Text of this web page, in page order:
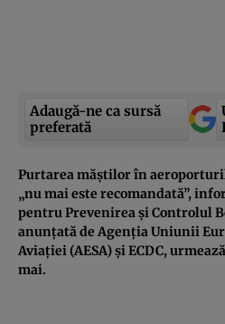
Adaugă-ne ca sursă
preferată
Purtarea măștilor în
„nu mai este recomandată”,
pentru Prevenirea și Controlul
anunțată de Agenția Uniunii
Aviației (AESA) și ECDC,
mai.